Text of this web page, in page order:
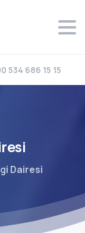
534 686 15 15
Dairesi